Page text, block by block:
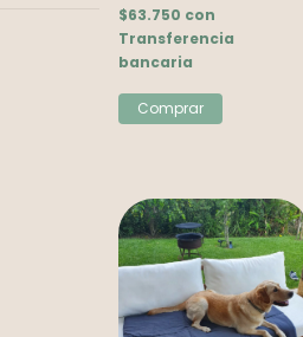
$63.750 con
Transferencia
bancaria